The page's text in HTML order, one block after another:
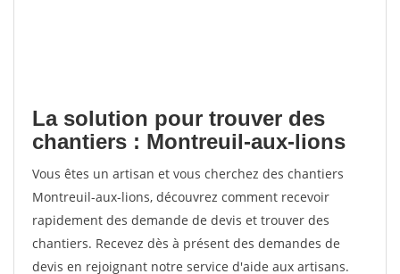
La solution pour trouver des
chantiers : Montreuil-aux-lions
Vous êtes un artisan et vous cherchez des chantiers
Montreuil-aux-lions, découvrez comment recevoir
rapidement des demande de devis et trouver des
chantiers. Recevez dès à présent des demandes de
devis en rejoignant notre service d'aide aux artisans.